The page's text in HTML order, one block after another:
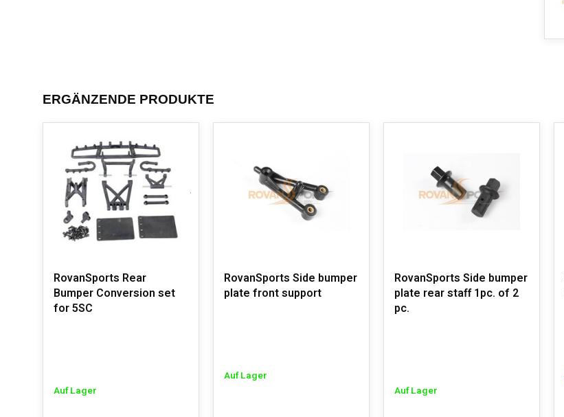
ERGÄNZENDE PRODUKTE
RovanSports Rear
Bumper Conversion set
for 5SC
Auf Lager
RovanSports Side bumper
plate front support
Auf Lager
RovanSports Side bumper
plate rear staff 1pc. of 2
pc.
Auf Lager